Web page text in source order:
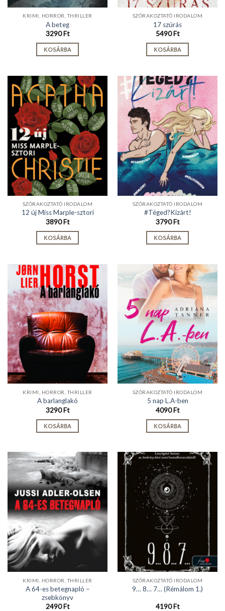
KRIMI, HORROR, THRILLER
A beteg
3290Ft
KOSÁRBA
SZÓRAKOZTATÓ IRODALOM
17 szúrás
5490Ft
KOSÁRBA
SZÓRAKOZTATÓ IRODALOM
12 új Miss Marple-sztori
3890Ft
KOSÁRBA
SZÓRAKOZTATÓ IRODALOM
#Téged?Kizárt!
3790Ft
KOSÁRBA
KRIMI, HORROR, THRILLER
A barlanglakó
3290Ft
KOSÁRBA
SZÓRAKOZTATÓ IRODALOM
5 nap L.A-ben
4090Ft
KOSÁRBA
KRIMI, HORROR, THRILLER
A 64-es betegnapló –
zsebkönyv
2490Ft
SZÓRAKOZTATÓ IRODALOM
9… 8… 7… (Rémálom 1.)
4190Ft